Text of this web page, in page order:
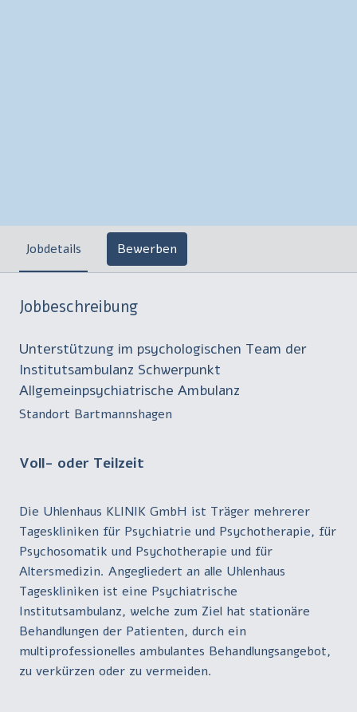
Jobdetails Bewerben
Jobbeschreibung
Unterstützung im psychologischen Team der
Institutsambulanz Schwerpunkt
Allgemeinpsychiatrische Ambulanz
Standort Bartmannshagen
Voll- oder Teilzeit
Die Uhlenhaus KLINIK GmbH ist Träger mehrerer
Tageskliniken für Psychiatrie und Psychotherapie, für
Psychosomatik und Psychotherapie und für
Altersmedizin. Angegliedert an alle Uhlenhaus
Tageskliniken ist eine Psychiatrische
Institutsambulanz, welche zum Ziel hat stationäre
Behandlungen der Patienten, durch ein
multiprofessionelles ambulantes Behandlungsangebot,
zu verkürzen oder zu vermeiden.